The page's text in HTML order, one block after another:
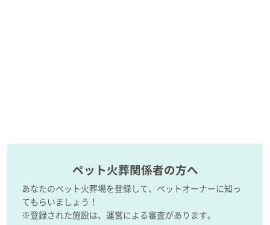
ペット火葬関係者の方へ
あなたのペット火葬場を登録して、ペットオーナーに知っ
てもらいましょう！
※登録された施設は、運営による審査があります。